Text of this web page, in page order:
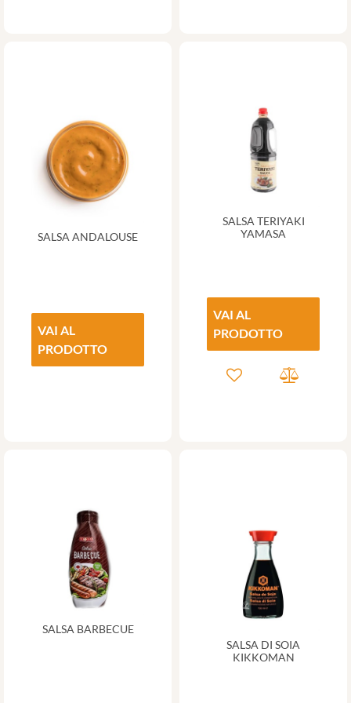
SALSA ANDALOUSE
VAI AL
PRODOTTO
SALSA TERIYAKI
YAMASA
VAI AL
PRODOTTO
SALSA BARBECUE
SALSA DI SOIA
KIKKOMAN